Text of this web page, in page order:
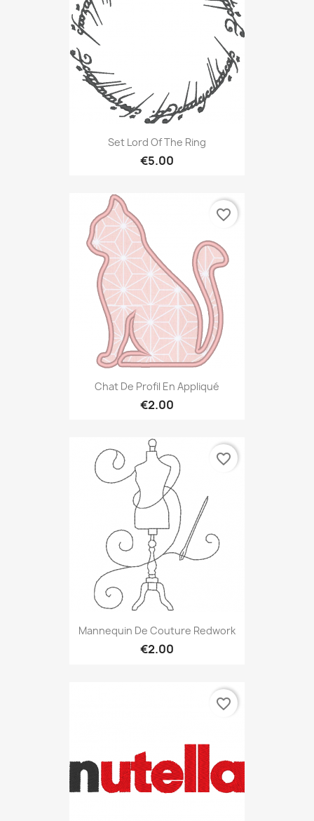
Set Lord Of The Ring
€5.00
Chat De Profil En Appliqué
€2.00
favorite_border
Mannequin De Couture Redwork
€2.00
favorite_border
favorite_border